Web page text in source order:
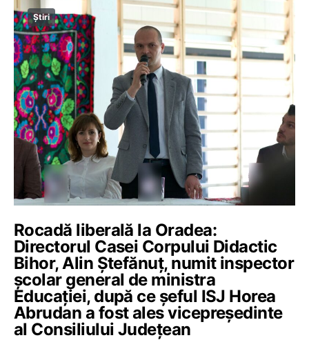
Știri
Rocadă liberală la Oradea:
Directorul Casei Corpului Didactic
Bihor, Alin Ștefănuț, numit inspector
școlar general de ministra
Educației, după ce șeful ISJ Horea
Abrudan a fost ales vicepreședinte
al Consiliului Județean